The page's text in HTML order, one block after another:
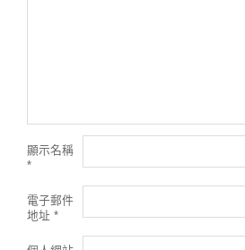
顯示名稱
*
電子郵件
地址 *